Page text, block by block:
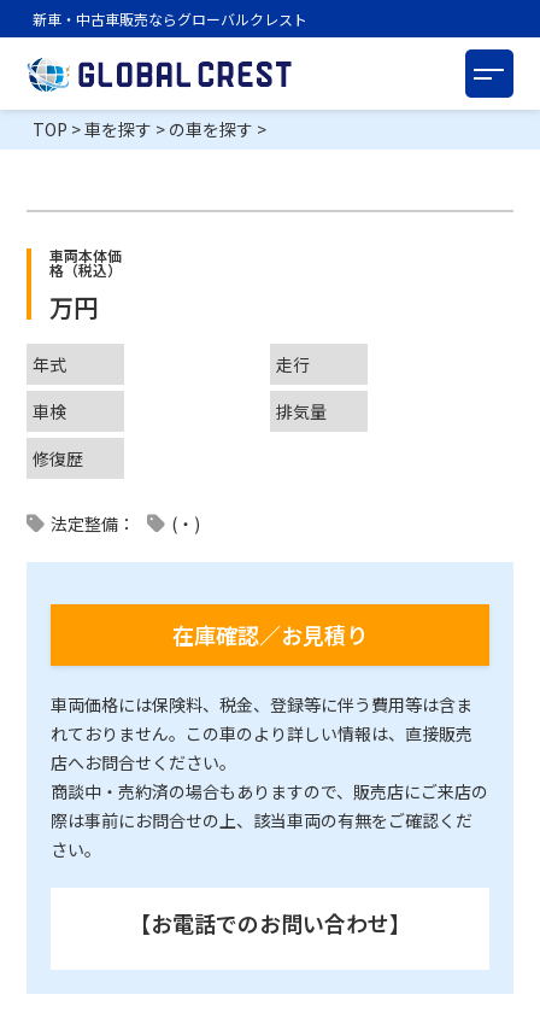
新車・中古車販売ならグローバルクレスト
TOP >車を探す > の車を探す >
車両本体価
格（税込）
万円
年式
走行
車検
排気量
修復歴
法定整備： (・)
在庫確認／お見積り
車両価格には保険料、税金、登録等に伴う費用等は含ま
れておりません。この車のより詳しい情報は、直接販売
店へお問合せください。
商談中・売約済の場合もありますので、販売店にご来店の
際は事前にお問合せの上、該当車両の有無をご確認くだ
さい。
【お電話でのお問い合わせ】